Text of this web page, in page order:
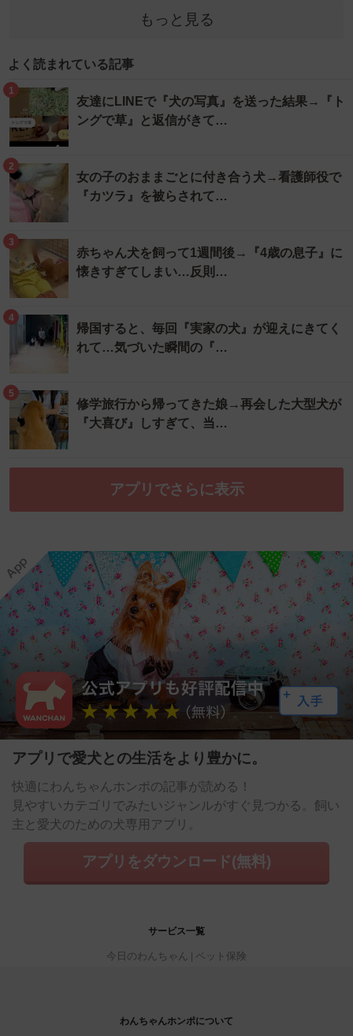
もっと見る
よく読まれている記事
1
友達にLINEで『犬の写真』を送った結果→『ト
ングで草』と返信がきて…
2
女の子のおままごとに付き合う犬→看護師役で
『カツラ』を被らされて…
3
赤ちゃん犬を飼って1週間後→『4歳の息子』に
懐きすぎてしまい…反則…
4
帰国すると、毎回『実家の犬』が迎えにきてく
れて…気づいた瞬間の『…
5
修学旅行から帰ってきた娘→再会した大型犬が
『大喜び』しすぎて、当…
アプリでさらに表示
アプリで愛犬との生活をより豊かに。
快適にわんちゃんホンポの記事が読める！
見やすいカテゴリでみたいジャンルがすぐ見つかる。飼い
主と愛犬のための犬専用アプリ。
アプリをダウンロード(無料)
サービス一覧
今日のわんちゃん ペット保険
わんちゃんホンポについて